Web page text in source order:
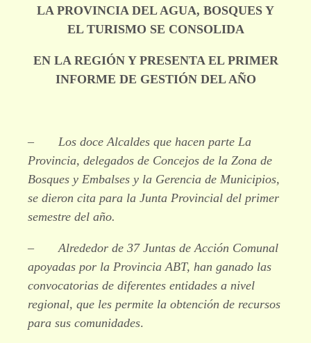
LA PROVINCIA DEL AGUA, BOSQUES Y
EL TURISMO SE CONSOLIDA
EN LA REGIÓN Y PRESENTA EL PRIMER
INFORME DE GESTIÓN DEL AÑO
– Los doce Alcaldes que hacen parte La
Provincia, delegados de Concejos de la Zona de
Bosques y Embalses y la Gerencia de Municipios,
se dieron cita para la Junta Provincial del primer
semestre del año.
– Alrededor de 37 Juntas de Acción Comunal
apoyadas por la Provincia ABT, han ganado las
convocatorias de diferentes entidades a nivel
regional, que les permite la obtención de recursos
para sus comunidades.